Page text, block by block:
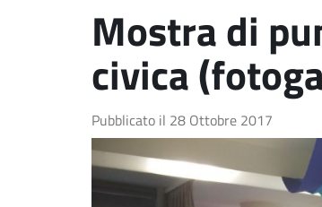
Mostra di
civica
Pubblicato il 28 Ottobre 2017